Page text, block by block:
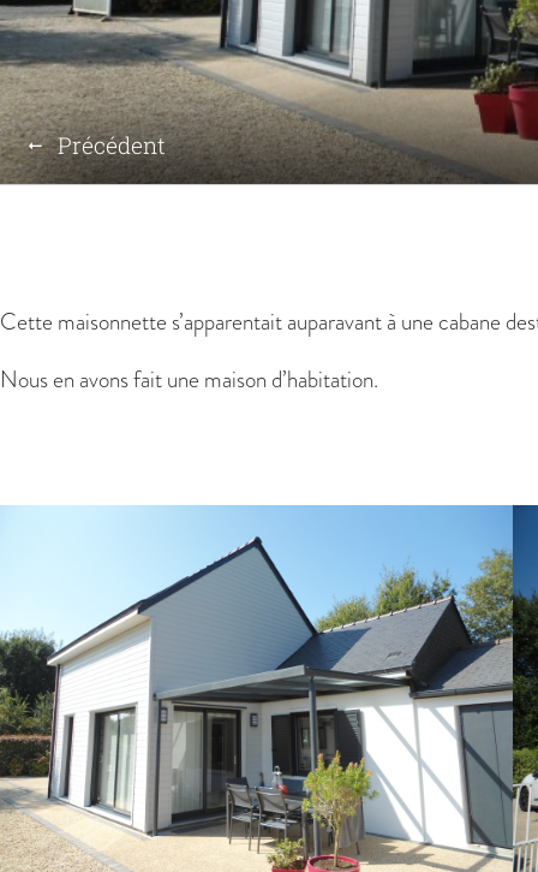
Précédent
Cette maisonnette s’apparentait auparavant à une cabane
Nous en avons fait une maison d’habitation.